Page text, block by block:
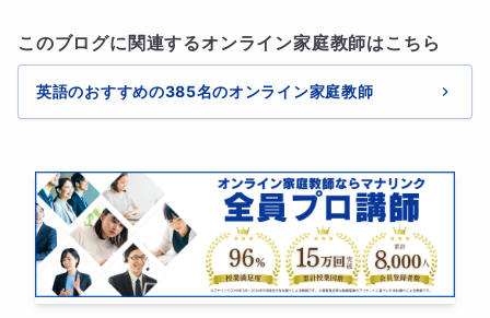
このブログに関連するオンライン家庭教師はこちら
英語のおすすめの385名のオンライン家庭教師